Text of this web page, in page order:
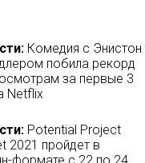
Комедия с Энистон
побила рекорд
за первые 3
Netflix
Potential Project
2021 пройдет в